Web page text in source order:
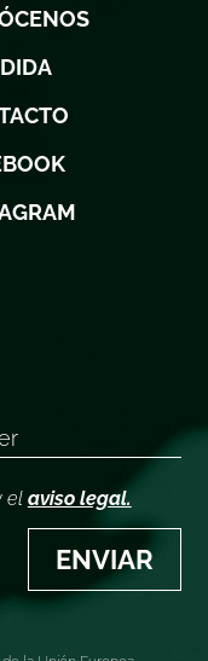
el aviso legal.
ENVIAR